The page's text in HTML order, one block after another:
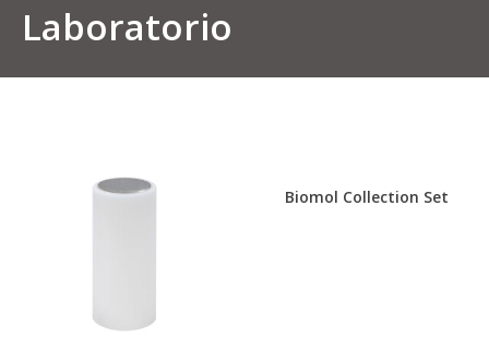
Laboratorio
Biomol Collection Set